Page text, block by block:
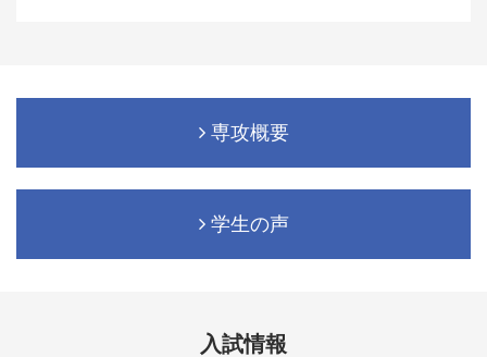
専攻概要
学生の声
入試情報